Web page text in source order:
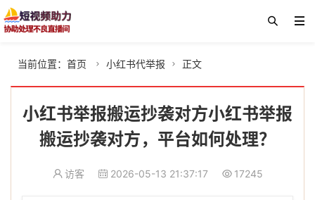
当前位置： 首页  小红书代举报  正文
小红书举报搬运抄袭对方小红书举报
搬运抄袭对方，平台如何处理？
访客 2026-05-13 21:37:17 17245